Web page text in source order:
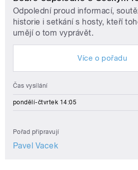
Odpolední proud informací,
historie i setkání s hosty, kteří
umějí o tom vyprávět.
Více o pořadu
Čas vysílání
pondělí-čtvrtek 14:05
Pořad připravují
Pavel Vacek